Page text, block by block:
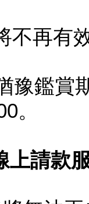
不再有
豫鑑賞
。
上請款